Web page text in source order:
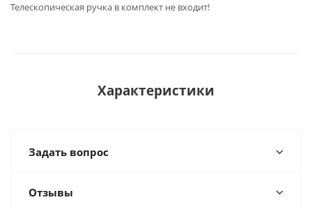
Телескопическая ручка в комплект не входит!
Характеристики
Задать вопрос
Отзывы